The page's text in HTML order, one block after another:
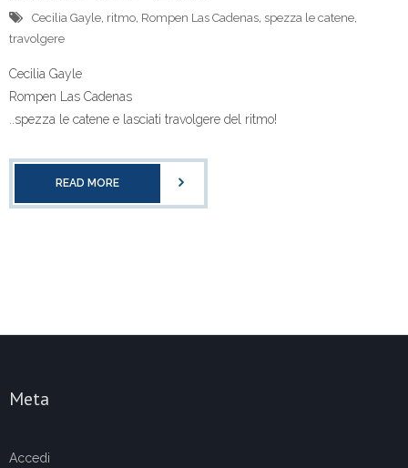
Cecilia Gayle ritmo Rompen Las Cadenas spezza le catene
travolgere
Cecilia Gayle
Rompen Las Cadenas
..spezza le catene e lasciati travolgere del ritmo!
READ MORE
Meta
Accedi